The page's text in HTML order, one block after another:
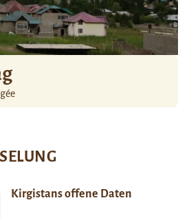
Kirgistans offene Daten